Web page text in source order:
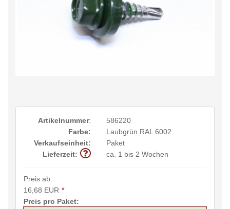
Artikelnummer:
586220
Farbe:
Laubgrün RAL 6002
Verkaufseinheit:
Paket
Lieferzeit:
ca. 1 bis 2 Wochen
Preis ab:
16,68 EUR *
Preis pro Paket: